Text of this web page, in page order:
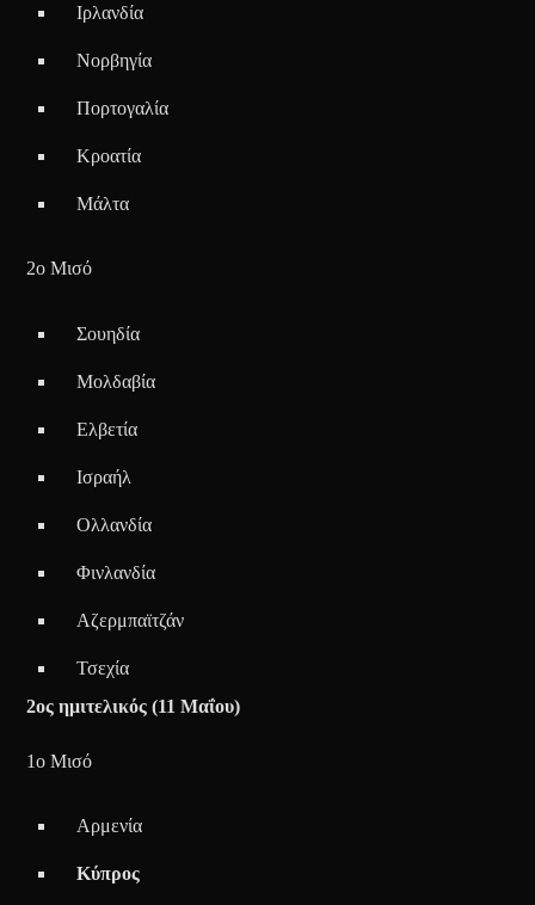
Ιρλανδία
Νορβηγία
Πορτογαλία
Κροατία
Μάλτα
2ο Μισό
Σουηδία
Μολδαβία
Ελβετία
Ισραήλ
Ολλανδία
Φινλανδία
Αζερμπαϊτζάν
Τσεχία
2ος ημιτελικός (11 Μαΐου)
1ο Μισό
Αρμενία
Κύπρος